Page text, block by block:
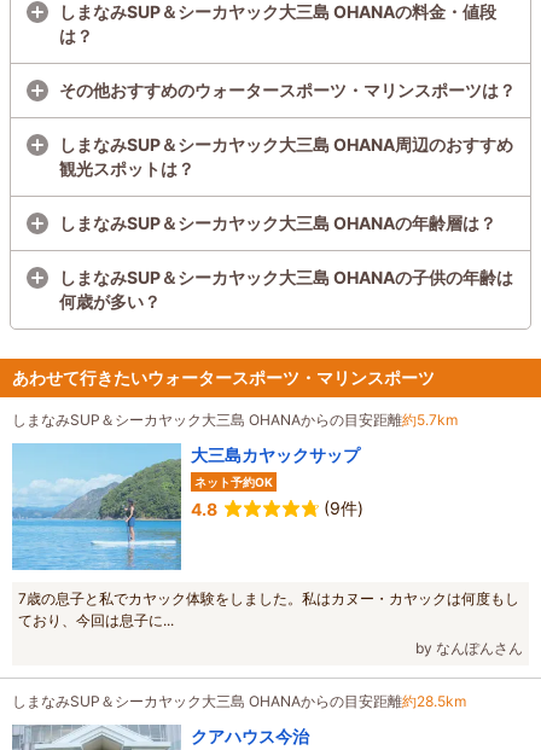
しまなみSUP＆シーカヤック大三島 OHANAの料金・値段
は？
その他おすすめのウォータースポーツ・マリンスポーツは？
しまなみSUP＆シーカヤック大三島 OHANA周辺のおすすめ
観光スポットは？
しまなみSUP＆シーカヤック大三島 OHANAの年齢層は？
しまなみSUP＆シーカヤック大三島 OHANAの子供の年齢は
何歳が多い？
あわせて行きたいウォータースポーツ・マリンスポーツ
しまなみSUP＆シーカヤック大三島 OHANAからの目安距離約5.7km
大三島カヤックサップ
ネット予約OK
4.8 (9件)
7歳の息子と私でカヤック体験をしました。私はカヌー・カヤックは何度もし
ており、今回は息子に...
by なんぽんさん
しまなみSUP＆シーカヤック大三島 OHANAからの目安距離約28.5km
クアハウス今治